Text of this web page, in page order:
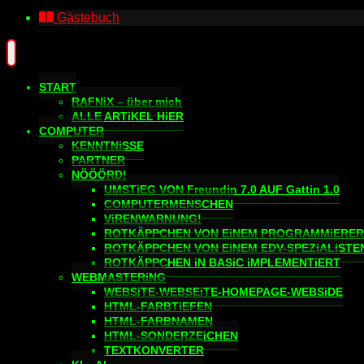
Gästebuch
START
RAFNiX – über mich
ALLE ARTiKEL HiER
COMPUTER
KENNTNiSSE
PARTNER
NÖÖÖRD!
UMSTiEG VON Freundin 7.0 AUF Gattin 1.0
COMPUTERMENSCHEN
ViRENWARNUNG!
ROTKÄPPCHEN VON EiNEM
ROTKÄPPCHEN VON EiNEM EDV-
ROTKÄPPCHEN iN BASiC iMPLEMENTiERT
WEBMASTERiNG
WEBSiTE-WEBSEiTE-HOMEPAGE-WEBSiDE
HTML-FARBTiEFEN
HTML-FARBNAMEN
HTML-SONDERZEiCHEN
TEXTKONVERTER